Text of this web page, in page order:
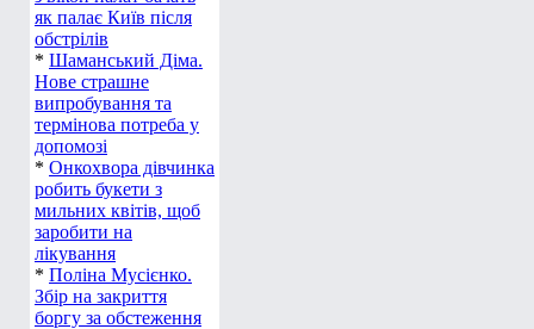
як палає Київ після
обстрілів
* Шаманський Діма.
Нове страшне
випробування та
термінова потреба у
допомозі
* Онкохвора дівчинка
робить букети з
мильних квітів, щоб
заробити на
лікування
* Поліна Мусієнко.
Збір на закриття
боргу за обстеження